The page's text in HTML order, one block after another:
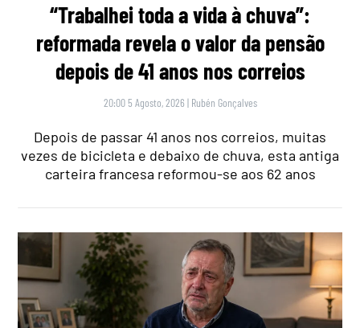
“Trabalhei toda a vida à chuva”:
reformada revela o valor da pensão
depois de 41 anos nos correios
20:00 5 Agosto, 2026 | Rubén Gonçalves
Depois de passar 41 anos nos correios, muitas
vezes de bicicleta e debaixo de chuva, esta antiga
carteira francesa reformou-se aos 62 anos